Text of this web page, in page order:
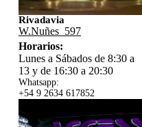
Rivadavia
W.Nuñes 597
Horarios:
Lunes a Sábados de 8:30 a
13 y de 16:30 a 20:30
Whatsapp:
+54 9 2634 617852